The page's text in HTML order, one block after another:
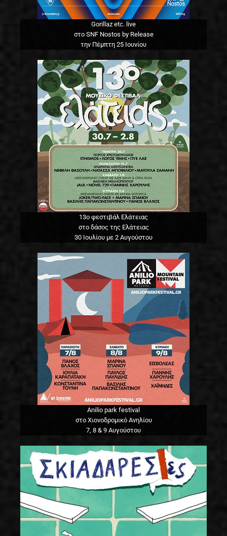
Gorillaz etc. live
στο SNF Nostos by Release
την Πέμπτη 25 Ιουνίου
13o φεστιβάλ Ελάτειας
στο δάσος της Ελάτειας
30 Ιουλίου με 2 Αυγούστου
Anilio park festival
στο Χιονοδρομικό Ανηλίου
7, 8 & 9 Αυγούστου